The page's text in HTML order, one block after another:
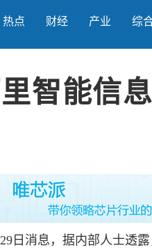
热点 财经 产业 综
智能信
消息，据内部人士透露